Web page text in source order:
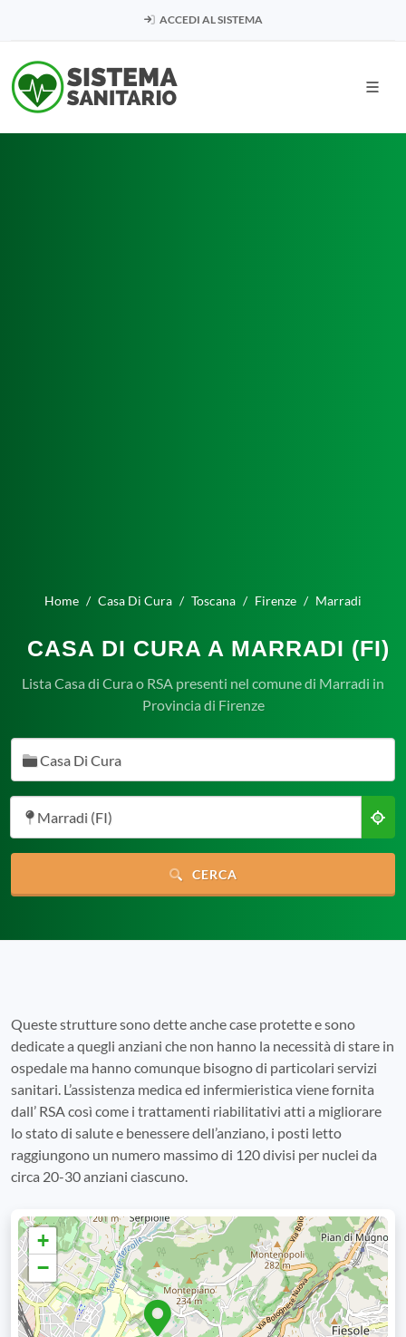
ACCEDI AL SISTEMA
Home Casa Di Cura Toscana Firenze Marradi
CASA DI CURA A MARRADI (FI)
Lista Casa di Cura o RSA presenti nel comune di Marradi in
Provincia di Firenze
Casa Di Cura
Marradi (FI)
CERCA
Queste strutture sono dette anche case protette e sono
dedicate a quegli anziani che non hanno la necessità di stare in
ospedale ma hanno comunque bisogno di particolari servizi
sanitari. L’assistenza medica ed infermieristica viene fornita
dall’ RSA così come i trattamenti riabilitativi atti a migliorare
lo stato di salute e benessere dell’anziano, i posti letto
raggiungono un numero massimo di 120 divisi per nuclei da
circa 20-30 anziani ciascuno.
+
−